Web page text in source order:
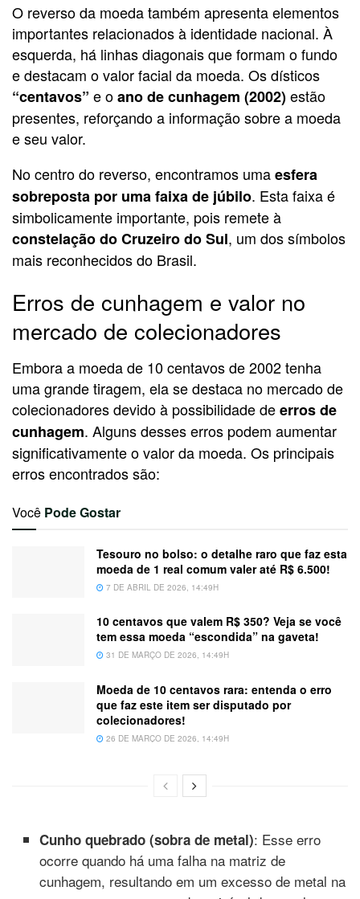
O reverso da moeda também apresenta elementos
importantes relacionados à identidade nacional. À
esquerda, há linhas diagonais que formam o fundo
e destacam o valor facial da moeda. Os dísticos
“centavos” e oano de cunhagem (2002)estão
presentes, reforçando a informação sobre a moeda
e seu valor.
No centro do reverso, encontramos umaesfera
sobreposta por uma faixa de júbilo. Esta faixa é
simbolicamente importante, pois remete à
constelação do Cruzeiro do Sul, um dos símbolos
mais reconhecidos do Brasil.
Erros de cunhagem e valor no
mercado de colecionadores
Embora a moeda de 10 centavos de 2002 tenha
uma grande tiragem, ela se destaca no mercado de
colecionadores devido à possibilidade deerros de
cunhagem. Alguns desses erros podem aumentar
significativamente o valor da moeda. Os principais
erros encontrados são:
Você Pode Gostar
Tesouro no bolso: o detalhe raro que faz esta
moeda de 1 real comum valer até R$ 6.500!
7 DE ABRIL DE 2026, 14:49H
10 centavos que valem R$ 350? Veja se você
tem essa moeda “escondida” na gaveta!
31 DE MARÇO DE 2026, 14:49H
Moeda de 10 centavos rara: entenda o erro
que faz este item ser disputado por
colecionadores!
26 DE MARÇO DE 2026, 14:49H
Cunho quebrado (sobra de metal): Esse erro
ocorre quando há uma falha na matriz de
cunhagem, resultando em um excesso de metal na